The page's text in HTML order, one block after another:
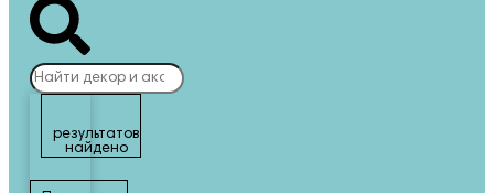
результатов
найдено